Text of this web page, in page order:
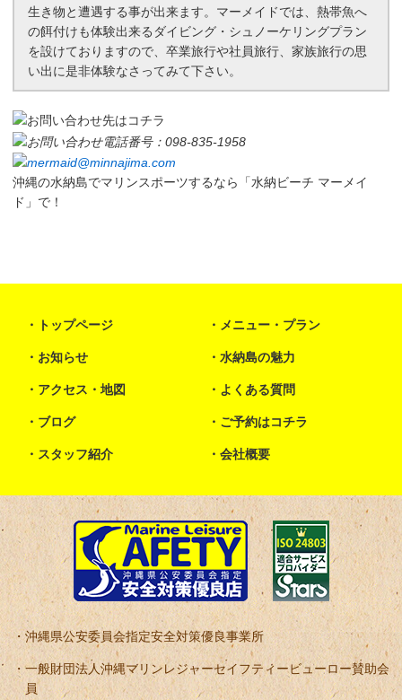
生き物と遭遇する事が出来ます。マーメイドでは、熱帯魚へ
の餌付けも体験出来るダイビング・ シュノーケリングプラン
を設けておりますので、卒業旅行や社員旅行、家族旅行の思
い出に是非体験なさってみて下さい。
沖縄の水納島でマリンスポーツするなら
「水納ビーチ マーメイ
ド」 で！
トップページ メニュー・プラン
お知らせ 水納島の魅力
アクセス・地図 よくある質問
ブログ ご予約はコチラ
スタッフ紹介 会社概要
沖縄県公安委員会指定安全対策優良事業所
一般財団法人沖縄マリンレジャーセイフティービューロー賛助会
員